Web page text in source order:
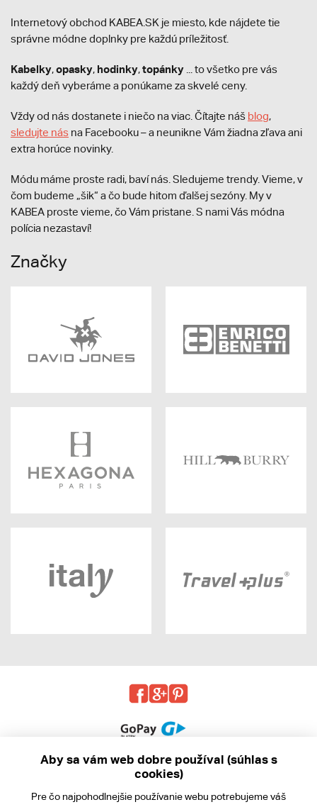
Internetový obchod KABEA.SK je miesto, kde nájdete tie
správne módne doplnky pre každú príležitosť.
Kabelky,opasky, hodinky,topánky ... to všetko pre vás
každý deň vyberáme a ponúkame za skvelé ceny.
Vždy od nás dostanete i niečo na viac. Čítajte náš blog,
sledujte nás na Facebooku – a neunikne Vám žiadna zľava ani
extra horúce novinky.
Módu máme proste radi, baví nás. Sledujeme trendy. Vieme, v
čom budeme „šik“ a čo bude hitom ďalšej sezóny. My v
KABEA proste vieme, čo Vám pristane. S nami Vás módna
polícia nezastaví!
Značky
Aby sa vám web dobre používal (súhlas s
cookies)
Pre čo najpohodlnejšie používanie webu potrebujeme váš